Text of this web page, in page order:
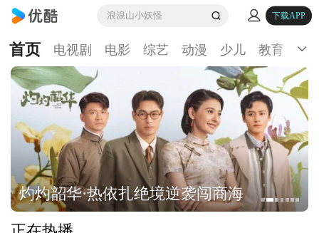
浪浪山小妖怪 下载APP
首页 电视剧 电影 综艺 动漫 少儿 教育 生
灼灼韶华·热依扎绝境逆袭闯商海